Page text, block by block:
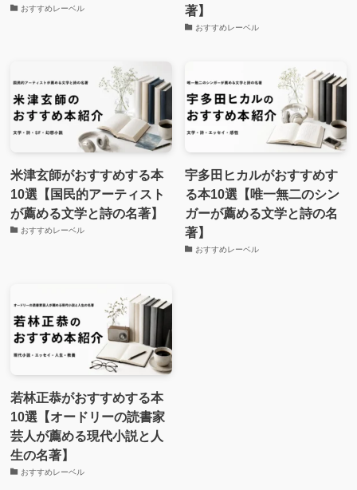
おすすめレーベル
著】
おすすめレーベル
米津玄師がおすすめする本
10選【国民的アーティスト
が薦める文学と詩の名著】
おすすめレーベル
宇多田ヒカルがおすすめす
る本10選【唯一無二のシン
ガーが薦める文学と詩の名
著】
おすすめレーベル
若林正恭がおすすめする本
10選【オードリーの読書家
芸人が薦める現代小説と人
生の名著】
おすすめレーベル